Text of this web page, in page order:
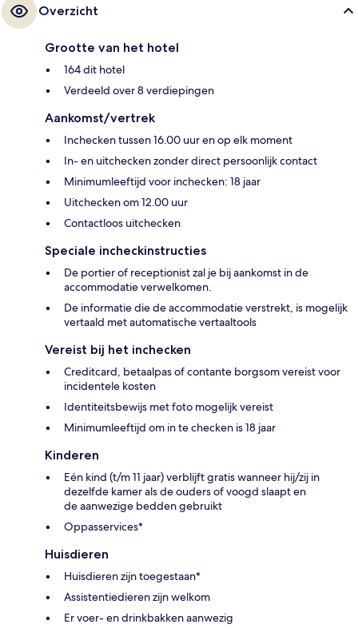
Overzicht
Grootte van het hotel
164 dit hotel
Verdeeld over 8 verdiepingen
Aankomst/vertrek
Inchecken tussen 16.00 uur en op elk moment
In- en uitchecken zonder direct persoonlijk contact
Minimumleeftijd voor inchecken: 18 jaar
Uitchecken om 12.00 uur
Contactloos uitchecken
Speciale incheckinstructies
De portier of receptionist zal je bij aankomst in de
accommodatie verwelkomen.
De informatie die de accommodatie verstrekt, is mogelijk
vertaald met automatische vertaaltools
Vereist bij het inchecken
Creditcard, betaalpas of contante borgsom vereist voor
incidentele kosten
Identiteitsbewijs met foto mogelijk vereist
Minimumleeftijd om in te checken is 18 jaar
Kinderen
Eén kind (t/m 11 jaar) verblijft gratis wanneer hij/zij in
dezelfde kamer als de ouders of voogd slaapt en
de aanwezige bedden gebruikt
Oppasservices*
Huisdieren
Huisdieren zijn toegestaan*
Assistentiedieren zijn welkom
Er voer- en drinkbakken aanwezig